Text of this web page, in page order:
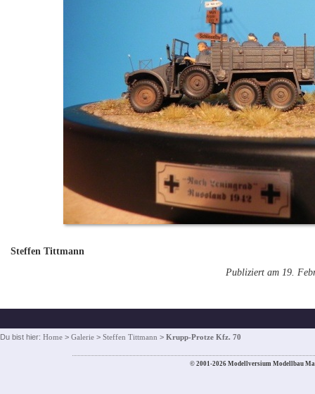
Steffen Tittmann
Publiziert am 19.
Du bist hier: Home > Galerie > Steffen Tittmann > Krupp-Protze Kfz. 70
© 2001-2026 Modellversium Modellbau